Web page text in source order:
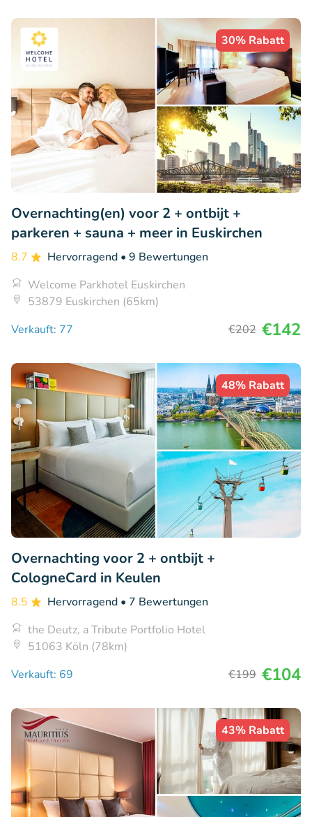
30% Rabatt
Overnachting(en) voor 2 + ontbijt +
parkeren + sauna + meer in Euskirchen
8.7 Hervorragend • 9 Bewertungen
Welcome Parkhotel Euskirchen
53879 Euskirchen (65km)
Verkauft: 77
€202 €142
48% Rabatt
Overnachting voor 2 + ontbijt +
CologneCard in Keulen
8.5 Hervorragend • 7 Bewertungen
the Deutz, a Tribute Portfolio Hotel
51063 Köln (78km)
Verkauft: 69
€199 €104
43% Rabatt